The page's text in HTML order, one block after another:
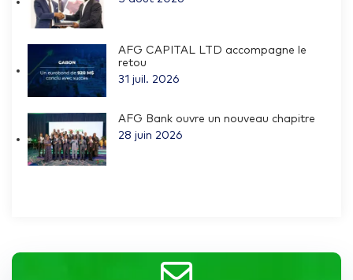
AFG CAPITAL LTD accompagne le
retou
31 juil. 2026
AFG Bank ouvre un nouveau chapitre
28 juin 2026